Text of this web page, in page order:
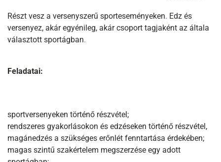
Részt vesz a versenyszerű sporteseményeken. Edz és
versenyez, akár egyénileg, akár csoport tagjaként az általa
választott sportágban.
Feladatai:
sportversenyeken történő részvétel;
rendszeres gyakorlásokon és edzéseken történő részvétel,
magánedzés a szükséges erőnlét fenntartása érdekében;
magas szintű szakértelem megszerzése egy adott